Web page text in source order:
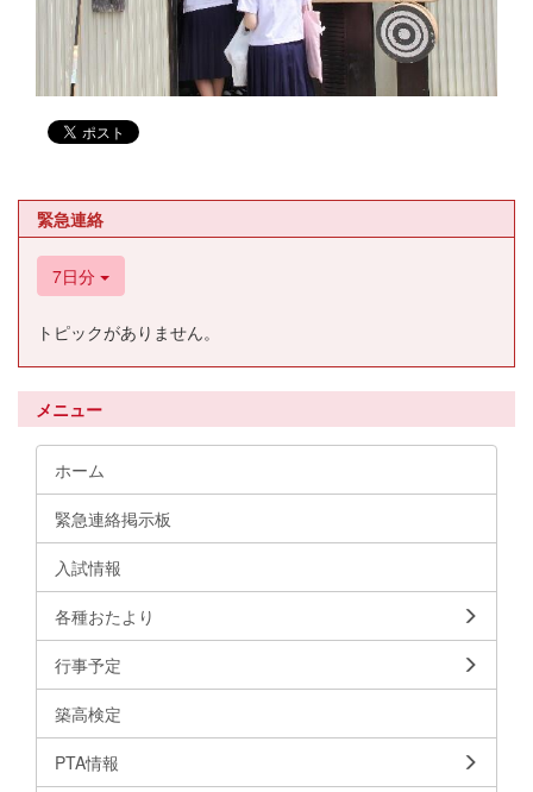
緊急連絡
7日分
トピックがありません。
メニュー
ホーム
緊急連絡掲示板
入試情報
各種おたより
行事予定
築高検定
PTA情報